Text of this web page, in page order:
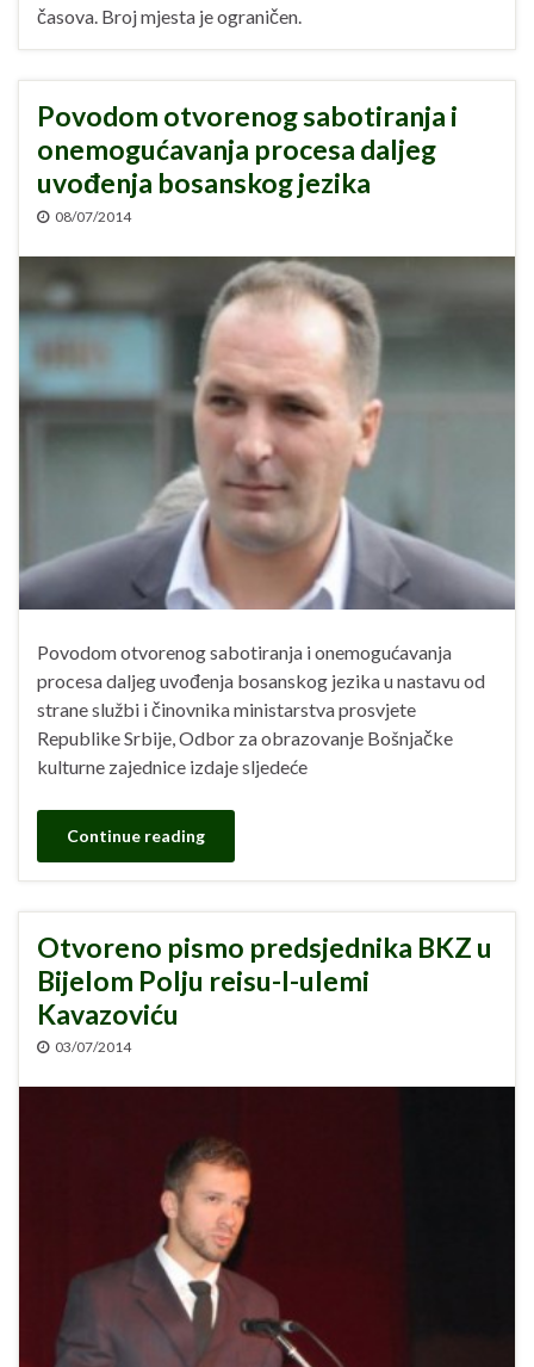
časova. Broj mjesta je ograničen.
Povodom otvorenog sabotiranja i
onemogućavanja procesa daljeg
uvođenja bosanskog jezika
08/07/2014
Povodom otvorenog sabotiranja i onemogućavanja
procesa daljeg uvođenja bosanskog jezika u nastavu od
strane službi i činovnika ministarstva prosvjete
Republike Srbije, Odbor za obrazovanje Bošnjačke
kulturne zajednice izdaje sljedeće
Continue reading
Otvoreno pismo predsjednika BKZ u
Bijelom Polju reisu-l-ulemi
Kavazoviću
03/07/2014